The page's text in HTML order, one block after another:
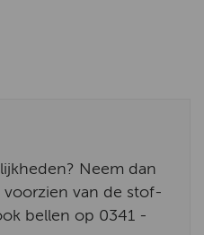
Neem dan
van de stof-
bellen op 0341 -